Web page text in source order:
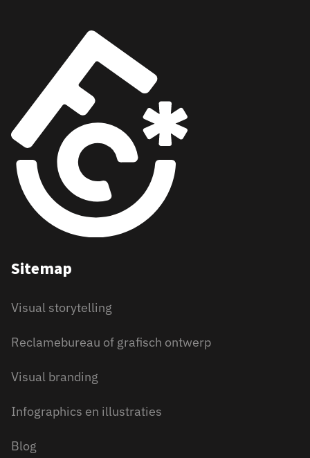
Sitemap
Visual storytelling
Reclamebureau of grafisch ontwerp
Visual branding
Infographics en illustraties
Blog